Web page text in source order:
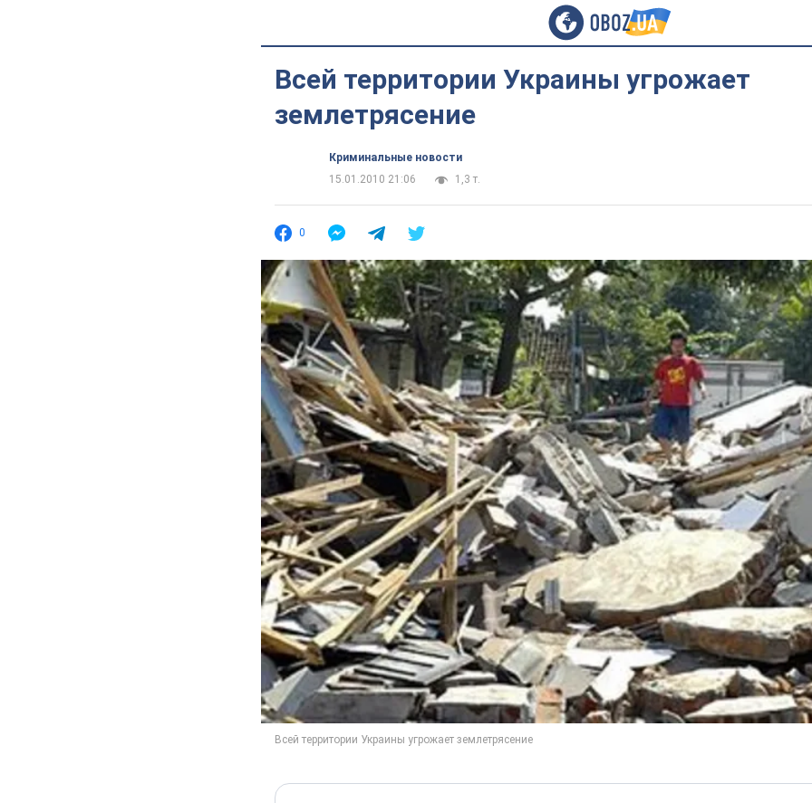
Всей территории Украины угрожает
землетрясение
Криминальные новости
15.01.2010 21:06
1,3 т.
0